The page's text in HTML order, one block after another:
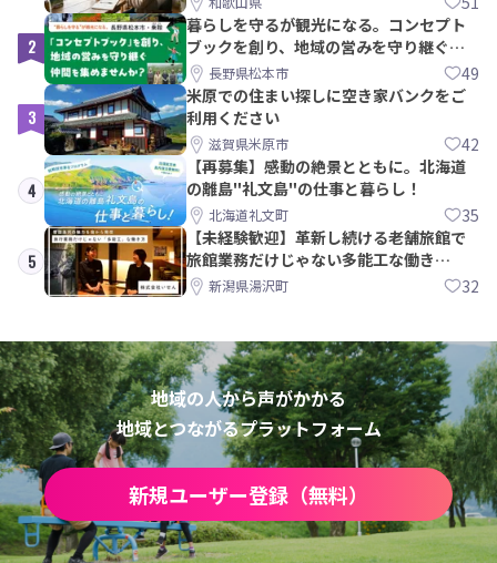
2
暮らしを守るが観光になる。コンセプト
ブックを創り、地域の営みを守り継ぐ仲
間を集めませんか？
長野県松本市 49
3
米原での住まい探しに空き家バンクをご
利用ください
滋賀県米原市 42
4
【再募集】感動の絶景とともに。北海道
の離島"礼文島"の仕事と暮らし！
北海道礼文町 35
5
【未経験歓迎】革新し続ける老舗旅館で
旅館業務だけじゃない多能工な働き
方。 株式会社いせん
新潟県湯沢町 32
地域の人から声がかかる
地域とつながるプラットフォーム
新規ユーザー登録（無料）